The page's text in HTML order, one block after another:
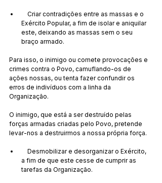
Exército Popular, a fim de isolar e aniquilar
este, deixando as massas sem o seu
braço armado.
Para isso, o inimigo ou comete provocações e
crimes contra o Povo, camuflando-os de
ações nossas, ou tenta fazer confundir os
erros de indivíduos com a linha da
Organização.
O inimigo, que está a ser destruído pelas
forças armadas criadas pelo Povo, pretende
levar-nos a destruirmos a nossa própria força.
a fim de que este cesse de cumprir as
tarefas da Organização.